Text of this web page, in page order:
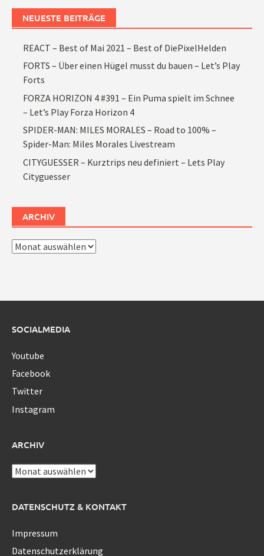
NEUESTE BEITRÄGE
REACT – Best of Mai 2021 – Best of DiePixelHelden
FORTS – Über einen Hügel musst du bauen – Let’s Play
Forts
FORZA HORIZON 4 #391 – Ein Puma spielt im Schnee
– Let’s Play Forza Horizon 4
SPIDER-MAN: MILES MORALES – Road to 100% –
Spider-Man: Miles Morales Livestream
CITYGUESSER – Kurztrips neu definiert – Lets Play
Cityguesser
ARCHIV
Archiv
SOCIALMEDIA
Youtube
Facebook
Twitter
Instagram
ARCHIV
Archiv
DATENSCHUTZ & KONTAKT
Impressum
Datenschutzerklärung